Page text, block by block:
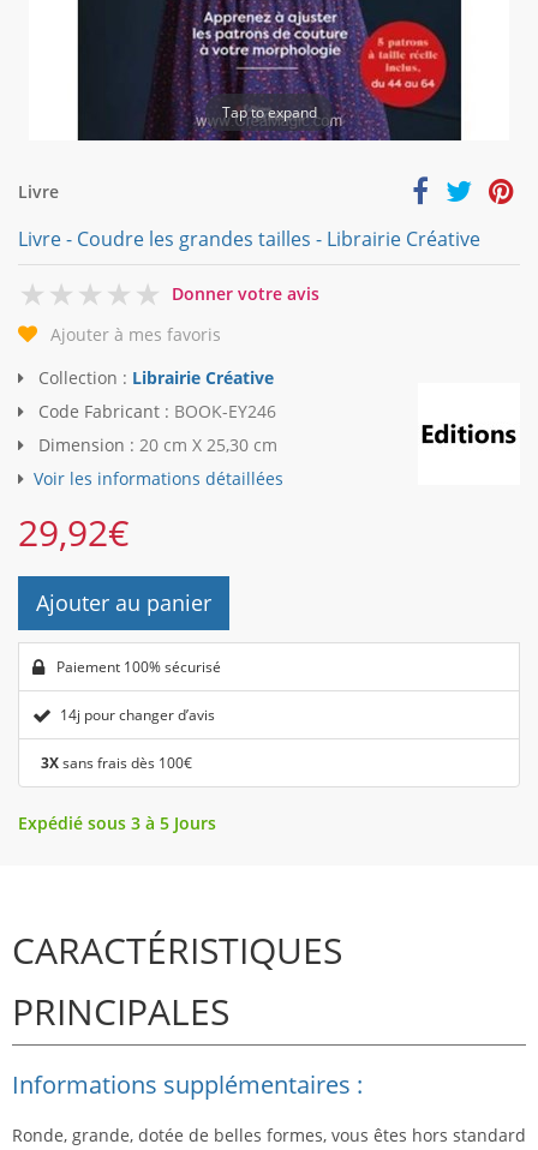
Tap to expand
Livre
Livre - Coudre les grandes tailles - Librairie Créative
0
Donner votre avis
Ajouter à mes favoris
Collection : Librairie Créative
Code Fabricant : BOOK-EY246
Dimension : 20 cm X 25,30 cm
Voir les informations détaillées
29,92€
Ajouter au panier
Paiement 100% sécurisé
14j pour changer d’avis
3Xsans frais dès 100€
Expédié sous 3 à 5 Jours
CARACTÉRISTIQUES
PRINCIPALES
Informations supplémentaires :
Ronde, grande, dotée de belles formes, vous êtes hors standard